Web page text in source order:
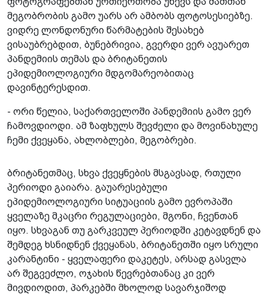
მეგობრობის გამო უარს არ ამბობს ფოტოსესიებზე.
ვიდრე ლონდონური წარმატების შესახებ
ვისაუბრებდით, ბუნებრივია, გვერდი ვერ ავუარეთ
პანდემიის თემას და ბრიტანეთის
ეპიდემიოლოგიური მდგომარეობითაც
დავინტერესდით.
- ორი წელია, საქართველოში პანდემიის გამო ვერ
ჩამოვდიოდი. ამ ზაფხულს შევძელი და მოვინახულე
ჩემი ქვეყანა, ახლობლები, მეგობრები.
ბრიტანეთმაც, სხვა ქვეყნების მსგავსად, რთული
პერიოდი გაიარა. გაუარესებული
ეპიდემიოლოგიური სიტუაციის გამო ევროპაში
ყველაზე მკაცრი რეგულაციები, მგონი, ჩვენთან
იყო. სხვაგან თუ გარკვეულ პერიოდში კეტავდნენ და
შემდეგ ხსნიდნენ ქვეყანას, ბრიტანეთში იყო სრული
კარანტინი - ყველაფერი დაკეტეს, არსად გასვლა
არ შეგვეძლო, ოჯახის წევრებთანაც კი ვერ
მივდიოდით, პარკებში მხოლოდ სავარჯიშოდ